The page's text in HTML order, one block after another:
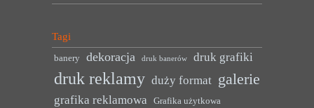
Tagi
banery dekoracja druk banerów druk grafiki
druk reklamy duży format galerie
grafika reklamowa Grafika użytkowa